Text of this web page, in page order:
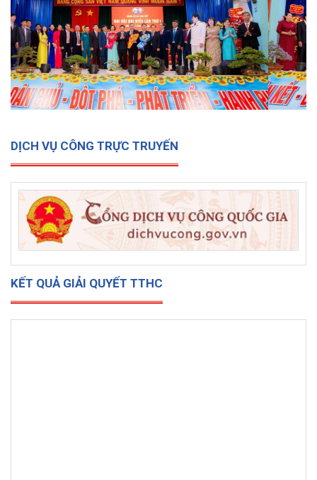
2030
DỊCH VỤ CÔNG TRỰC TRUYẾN
KẾT QUẢ GIẢI QUYẾT TTHC